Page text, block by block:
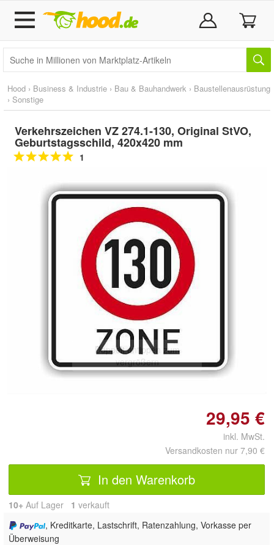
Hood › Business & Industrie › Bau & Bauhandwerk › Baustellenausrüstung
› Sonstige
Verkehrszeichen VZ 274.1-130, Original StVO,
Geburtstagsschild, 420x420 mm
1
Doppelt antippen zum
vergrößern
29,95 €
inkl. MwSt.
Versandkosten nur 7,90 €
In den Warenkorb
10+ Auf Lager 1 verkauft
, Kreditkarte, Lastschrift, Ratenzahlung, Vorkasse per
Überweisung